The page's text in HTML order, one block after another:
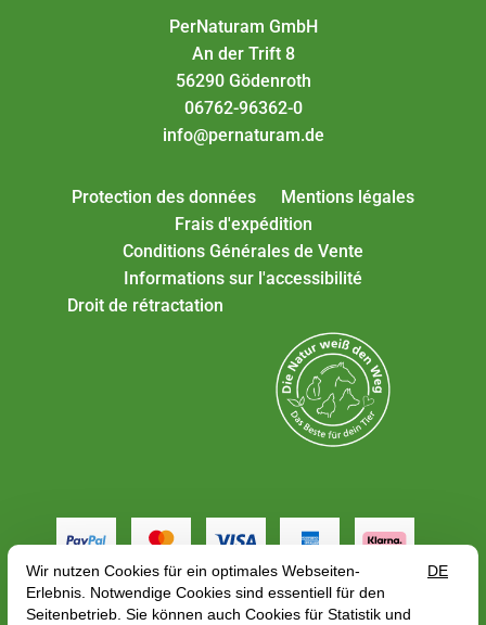
PerNaturam GmbH
An der Trift 8
56290 Gödenroth
06762-96362-0
info@pernaturam.de
Protection des données
Mentions légales
Frais d'expédition
Conditions Générales de Vente
Informations sur l'accessibilité
Droit de rétractation
Tous les tarifs incluent la TVA plusfrais de port